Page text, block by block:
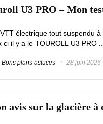
U3 PRO – Mon
VTT électrique tout suspendu
ci il y a le TOUROLL U3 PRO
Bons plans astuces 28 juin 2026
avis sur la glacière à